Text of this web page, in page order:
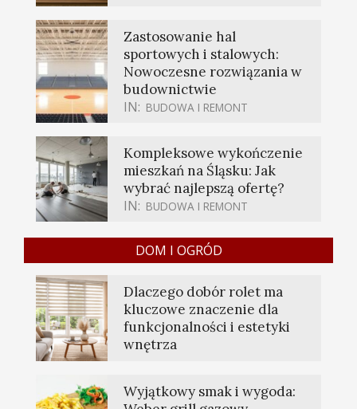
Zastosowanie hal
sportowych i stalowych:
Nowoczesne rozwiązania w
budownictwie
IN: BUDOWA I REMONT
Kompleksowe wykończenie
mieszkań na Śląsku: Jak
wybrać najlepszą ofertę?
IN: BUDOWA I REMONT
DOM I OGRÓD
Dlaczego dobór rolet ma
kluczowe znaczenie dla
funkcjonalności i estetyki
wnętrza
Wyjątkowy smak i wygoda: